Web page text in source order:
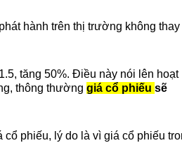
hành trên thị trường không
tăng 50%. Điều này nói lên hoạt
thông thường giá cổ phiếu
cổ phiếu, lý do là vì giá cổ phiếu